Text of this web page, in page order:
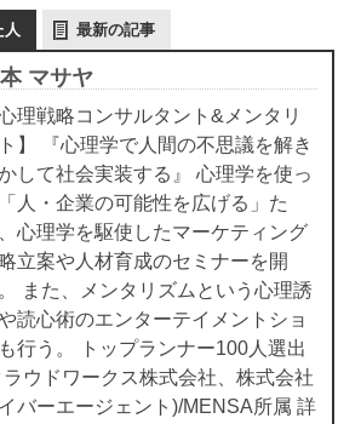
e
n
a
e
人 最新の記事
マサヤ
心理戦略コンサルタント&メンタリ
】 『心理学で人間の不思議を解き
して社会実装する』 心理学を使っ
人・企業の可能性を広げる」た
心理学を駆使したマーケティング
立案や人材育成のセミナーを開
また、メンタリズムという心理誘
読心術のエンターテイメントショ
行う。 トップランナー100人選出
ラウドワークス株式会社、株式会社
バーエージェント)/MENSA所属 詳